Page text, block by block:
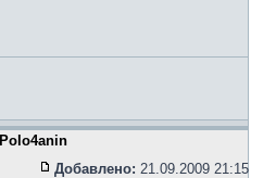
Polo4anin
Добавлено: 21.09.2009 21:15